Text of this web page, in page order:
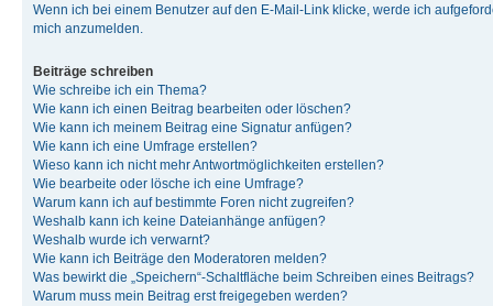
Wenn ich bei einem Benutzer auf den E-Mail-Link klicke, werde ich
mich anzumelden.
Beiträge schreiben
Wie schreibe ich ein Thema?
Wie kann ich einen Beitrag bearbeiten oder löschen?
Wie kann ich meinem Beitrag eine Signatur anfügen?
Wie kann ich eine Umfrage erstellen?
Wieso kann ich nicht mehr Antwortmöglichkeiten erstellen?
Wie bearbeite oder lösche ich eine Umfrage?
Warum kann ich auf bestimmte Foren nicht zugreifen?
Weshalb kann ich keine Dateianhänge anfügen?
Weshalb wurde ich verwarnt?
Wie kann ich Beiträge den Moderatoren melden?
Was bewirkt die „Speichern“-Schaltfläche beim Schreiben eines Beitrags?
Warum muss mein Beitrag erst freigegeben werden?